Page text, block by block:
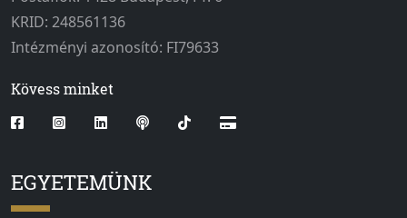
KRID: 248561136
Intézményi azonosító: FI79633
Kövess minket
EGYETEMÜNK